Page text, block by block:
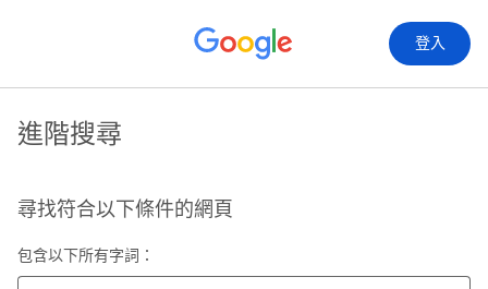
登入
進階搜尋
尋找符合以下條件的網頁
包含以下所有字詞：